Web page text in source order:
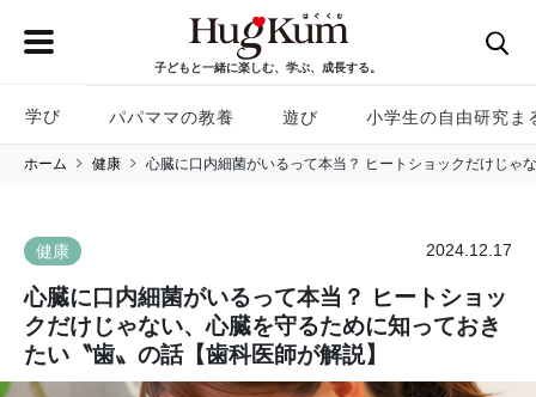
子どもと一緒に楽しむ、学ぶ、成長する。
学び パパママの教養 遊び 小学生の自由研究ま
ホーム 健康 心臓に口内細菌がいるって本当？ ヒートショックだけじゃ
健康 2024.12.17
心臓に口内細菌がいるって本当？ ヒートショッ
クだけじゃない、心臓を守るために知っておき
たい〝歯〟の話【歯科医師が解説】